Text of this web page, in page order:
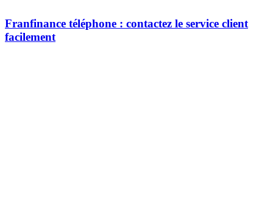
Franfinance téléphone : contactez le service client
facilement